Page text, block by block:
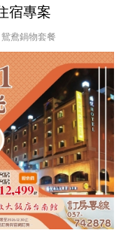
宿專案
鴦鍋物套餐